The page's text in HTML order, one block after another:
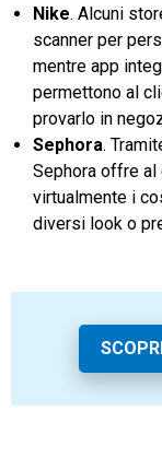
Nike. Alcuni
scanner per
mentre app
permettono al
provarlo in
Sephora.
Sephora offre
virtualmente i
diversi look o